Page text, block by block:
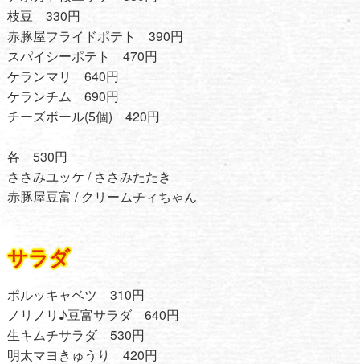
枝豆 330円
赤豚屋フライドポテト 390円
スパイシーポテト 470円
ケランマリ 640円
ケランチム 690円
チーズボール(5個) 420円
各 530円
ささみユッケ / ささみたたき
赤豚屋豆富 / クリームチィちゃん
サラダ
ポルッキャベツ 310円
ノリノリ♪豆富サラダ 640円
生キムチサラダ 530円
明太マヨきゅうり 420円